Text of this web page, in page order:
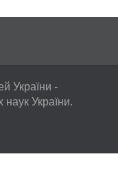
України -
наук України.